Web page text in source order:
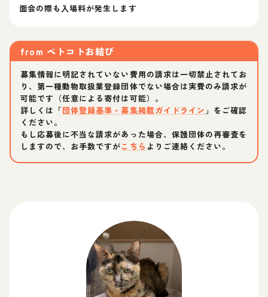
面会の際も入場料が発生します
from ペトコトお結び
募集情報に明記されていない費用の請求は一切禁止されてお
り、第一種動物取扱業登録団体でない場合は実費のみ請求が
可能です（任意による寄付は可能）。
詳しくは「団体登録基準・募集掲載ガイドライン 」をご確認
ください。
もし応募後に不当な請求があった場合、保護団体の再審査を
しますので、お手数ですがこちら よりご連絡ください。